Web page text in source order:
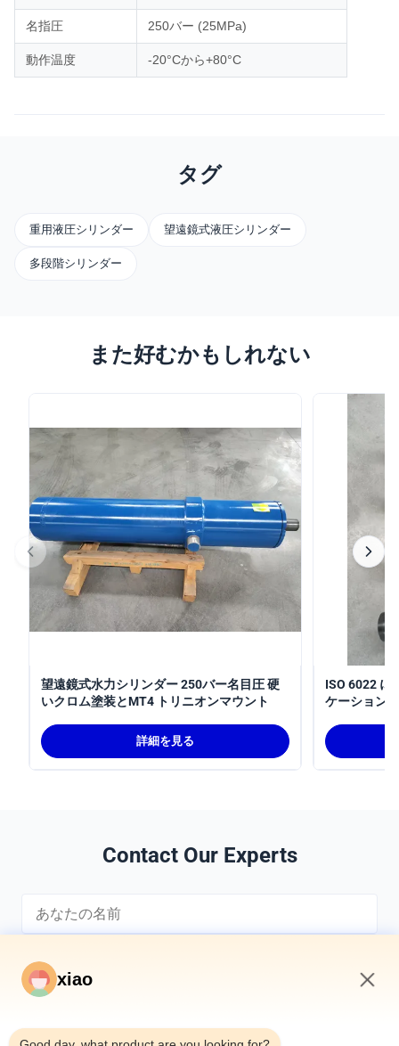
名指圧 250バー (25MPa)
動作温度 -20°Cから+80°C
タグ
重用液圧シリンダー 望遠鏡式液圧シリンダー
多段階シリンダー
また好むかもしれない
望遠鏡式水力シリンダー 250バー名目圧 硬
いクロム塗装とMT4 トリニオンマウント
詳細を見る
ISO 6022 に
ケーション
シリンダー
Contact Our Experts
*
xiao